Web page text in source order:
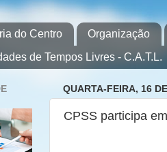
do Centro Organização
de Tempos Livres - C.A.T.L.
QUARTA-FEIRA, 16
CPSS participa